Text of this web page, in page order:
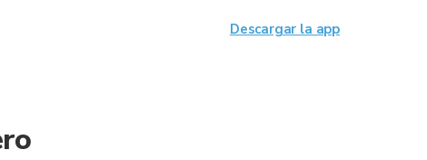
Descargar la app